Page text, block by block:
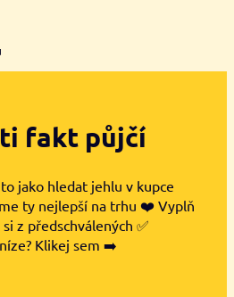
fakt půjčí
jako hledat jehlu v kupce
ty nejlepší na trhu ❤️ Vyplň
z předschválených ✅
Klikej sem ➡️